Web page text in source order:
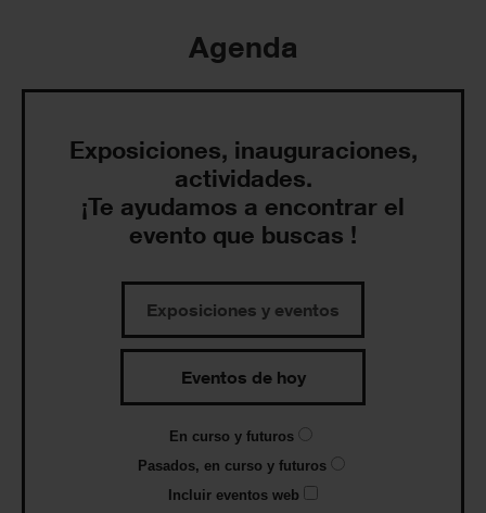
Agenda
Exposiciones, inauguraciones,
actividades.
¡Te ayudamos a encontrar el
evento que buscas !
Exposiciones y eventos
Eventos de hoy
En curso y futuros
Pasados, en curso y futuros
Incluir eventos web